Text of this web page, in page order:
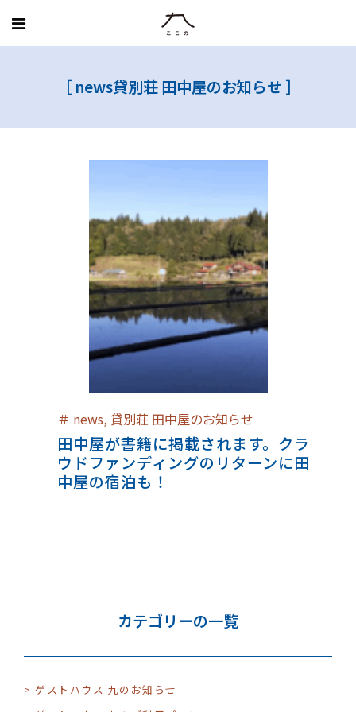
［ news貸別荘 田中屋のお知らせ ］
＃ news,貸別荘 田中屋のお知らせ
田中屋が書籍に掲載されます。クラ
ウドファンディングのリターンに田
中屋の宿泊も！
カテゴリーの一覧
> ゲストハウス 九のお知らせ